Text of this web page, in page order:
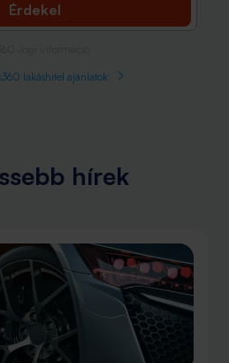
Érdekel
lakáshitel ajánlatok
hírek